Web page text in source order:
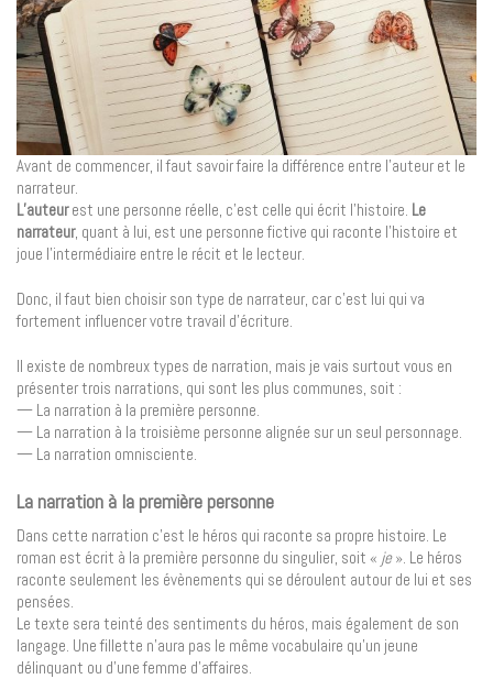
Avant de commencer, il faut savoir faire la différence entre l’auteur et le
narrateur.
L’auteurest une personne réelle, c’est celle qui écrit l’histoire. Le
narrateur, quant à lui, est une personne fictive qui raconte l’histoire et
joue l’intermédiaire entre le récit et le lecteur.
Donc, il faut bien choisir son type de narrateur, car c’est lui qui va
fortement influencer votre travail d’écriture.
Il existe de nombreux types de narration, mais je vais surtout vous en
présenter trois narrations, qui sont les plus communes, soit :
— La narration à la première personne.
— La narration à la troisième personne alignée sur un seul personnage.
— La narration omnisciente.
La narration à la première personne
Dans cette narration c’est le héros qui raconte sa propre histoire. Le
roman est écrit à la première personne du singulier, soit « je». Le héros
raconte seulement les évènements qui se déroulent autour de lui et ses
pensées.
Le texte sera teinté des sentiments du héros, mais également de son
langage. Une fillette n’aura pas le même vocabulaire qu’un jeune
délinquant ou d’une femme d’affaires.